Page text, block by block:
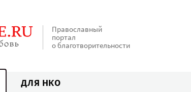
Православный
портал
о благотворительности
ДЛЯ НКО